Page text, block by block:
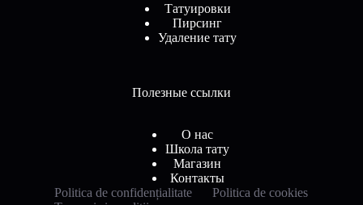
Татуировки
Пирсинг
Удаление тату
Полезные ссылки
О нас
Школа тату
Магазин
Контакты
Politica de confidențialitate
Politica de cookies